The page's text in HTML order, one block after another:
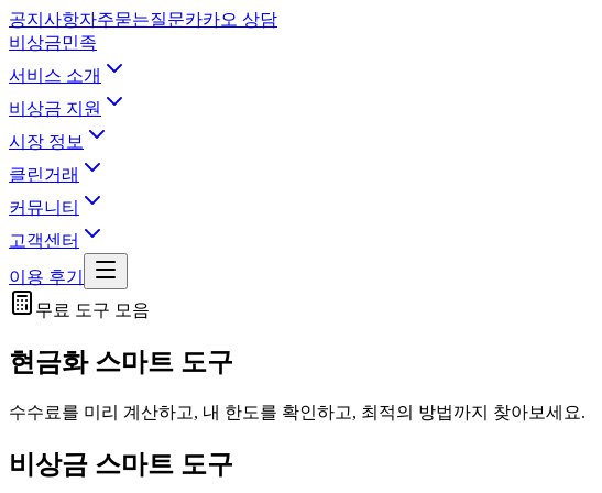
공지사항자주묻는질문카카오 상담
비상금민족
서비스 소개
비상금 지원
시장 정보
클린거래
커뮤니티
고객센터
이용 후기
무료 도구 모음
현금화 스마트 도구
수수료를 미리 계산하고, 내 한도를 확인하고, 최적의 방법까지 찾아보세요.
비상금 스마트 도구